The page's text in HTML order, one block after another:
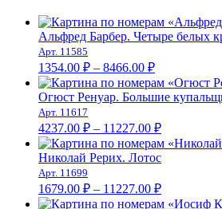
Альфред Барбер. Четыре белых
Арт. 11585
1354.00 ₽ – 8466.00 ₽Диапазон
цен:
1354.00 ₽
8466.00 ₽
Огюст Ренуар. Большие
Арт. 11617
4237.00 ₽ – 11227.00 ₽Диапазон
цен:
4237.00 ₽
11227.00 ₽
Николай Рерих. Лотос
Арт. 11699
1679.00 ₽ – 11227.00 ₽Диапазон
цен: